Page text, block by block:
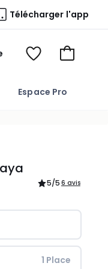
Télécharger l'app
Espace Pro
Voir
Voir
5/5 6 avis
1 Place